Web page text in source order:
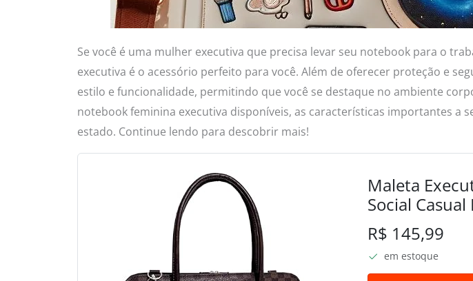
Se você é uma mulher executiva que precisa levar seu notebook para o
executiva é o acessório perfeito para você. Além de oferecer proteção e
estilo e funcionalidade, permitindo que você se destaque no ambiente
notebook feminina executiva disponíveis, as características importantes a
estado. Continue lendo para descobrir mais!
Maleta
Social
17
R$ 145,99
em estoque